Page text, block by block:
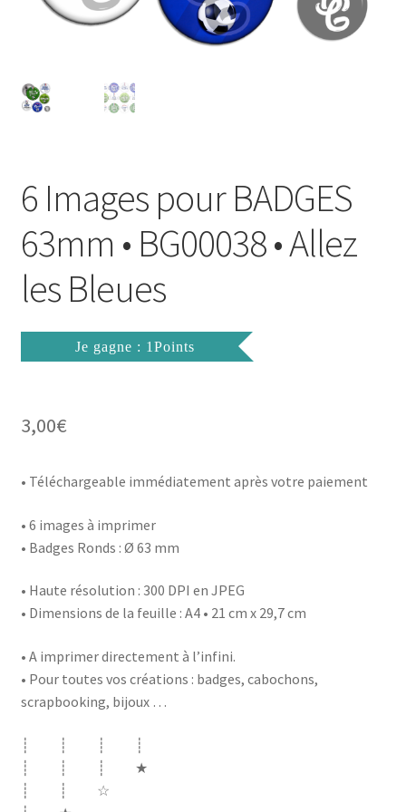
Mon compte
Politique de Confidentialité
Validation de la commande
6 Images pour BADGES
63mm • BG00038 • Allez
les Bleues
Je gagne : 1Points
3,00€
• Téléchargeable immédiatement après votre paiement
• 6 images à imprimer
• Badges Ronds : Ø 63 mm
• Haute résolution : 300 DPI en JPEG
• Dimensions de la feuille : A4 • 21 cm x 29,7 cm
• A imprimer directement à l’infini.
• Pour toutes vos créations : badges, cabochons,
scrapbooking, bijoux …
┊ ┊ ┊ ┊
┊ ┊ ┊ ★
┊ ┊ ☆